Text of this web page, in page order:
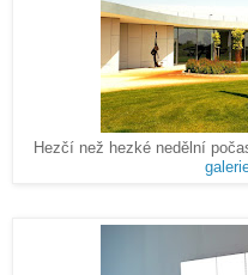
Hezčí než hezké nedělní